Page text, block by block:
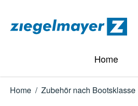
Home
Home / Zubehör nach Bootsklasse